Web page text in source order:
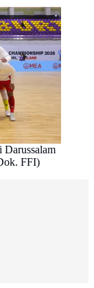
Darussalam
FFI)